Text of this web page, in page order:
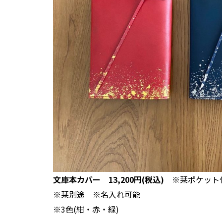
文庫本カバー 13,200円(税込) ※栞ポケッ
※栞別途 ※名入れ可能
※3色(紺・赤・緑)